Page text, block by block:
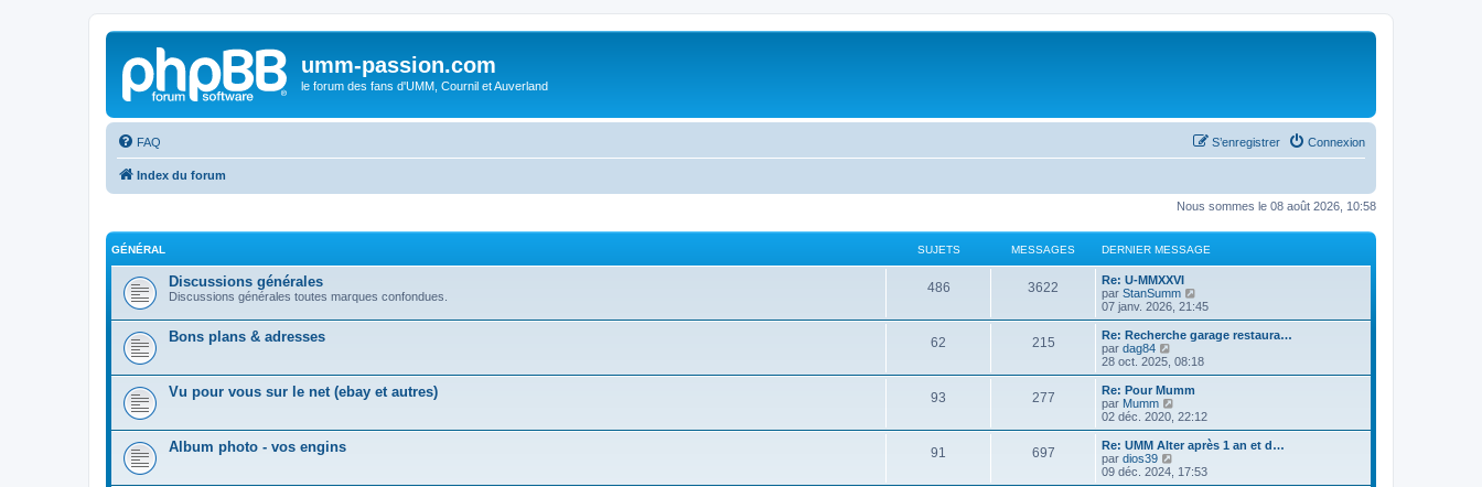
umm-passion.com
le forum des fans d'UMM, Cournil et Auverland
FAQ Connexion
S’enregistrer
Index du forum
Nous sommes le 08 août 2026, 10:58
GÉNÉRAL SUJETS MESSAGES DERNIER MESSAGE
Discussions générales
Discussions générales toutes marques confondues.
486 3622
Re: U-MMXXVI
par StanSumm
o
i
r
e
n
i
r
e
07 janv. 2026, 21:45
Bons plans & adresses 62 215
Re: Recherche garage restaura…
par dag84
o
i
r
l
e
d
e
r
n
i
28 oct. 2025, 08:18
Vu pour vous sur le net (ebay et autres) 93 277
Re: Pour Mumm
par Mumm
o
i
r
e
02 déc. 2020, 22:12
Album photo - vos engins 91 697
Re: UMM Alter après 1 an et d…
par dios39
o
i
09 déc. 2024, 17:53